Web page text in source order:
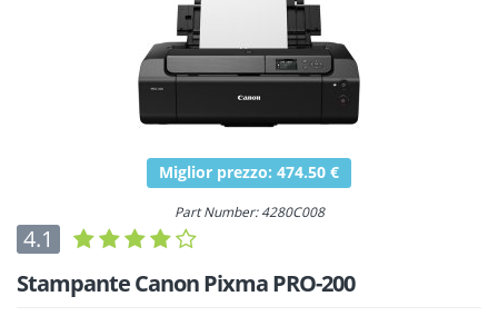
Miglior prezzo: 474.50 €
Part Number: 4280C008
4.1
Stampante Canon Pixma PRO-200